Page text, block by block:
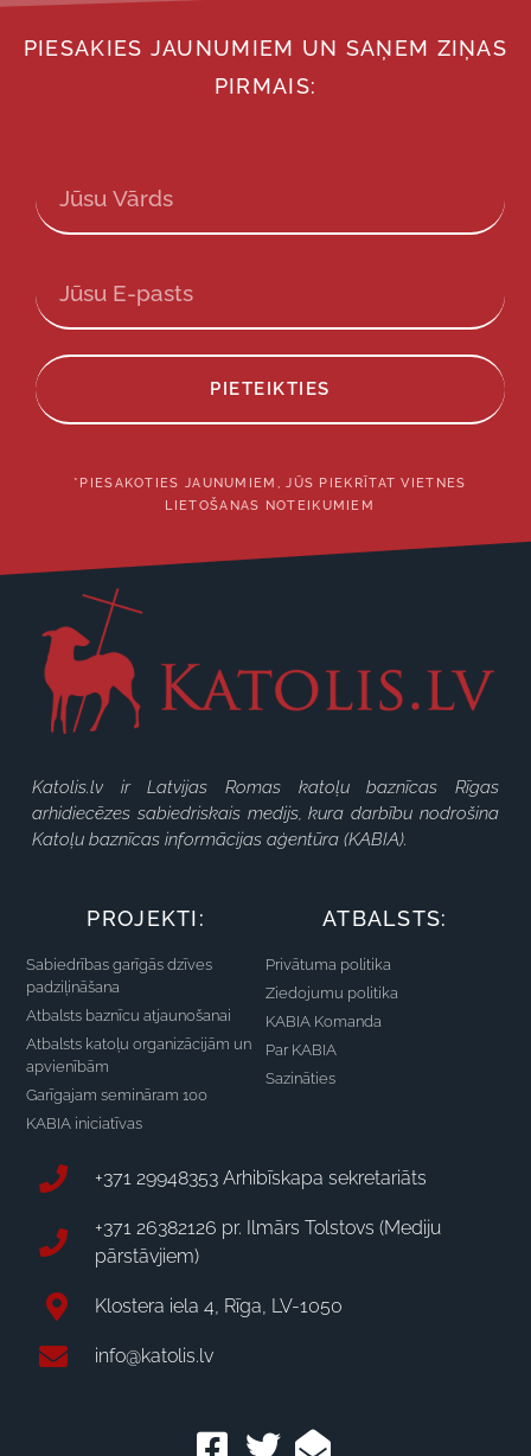
PIESAKIES JAUNUMIEM UN SAŅEM ZIŅAS
PIRMAIS:
PIETEIKTIES
*PIESAKOTIES JAUNUMIEM, JŪS PIEKRĪTAT VIETNES
LIETOŠANAS NOTEIKUMIEM
Katolis.lv ir Latvijas Romas katoļu baznīcas Rīgas
arhidiecēzes sabiedriskais medijs, kura darbību nodrošina
Katoļu baznīcas informācijas aģentūra (KABIA).
PROJEKTI:
Sabiedrības garīgās dzīves
padziļināšana
Atbalsts baznīcu atjaunošanai
Atbalsts katoļu organizācijām un
apvienībām
Garīgajam semināram 100
KABIA iniciatīvas
ATBALSTS:
Privātuma politika
Ziedojumu politika
KABIA Komanda
Par KABIA
Sazināties
+371 29948353 Arhibīskapa sekretariāts
+371 26382126 pr. Ilmārs Tolstovs (Mediju
pārstāvjiem)
Klostera iela 4, Rīga, LV-1050
info@katolis.lv